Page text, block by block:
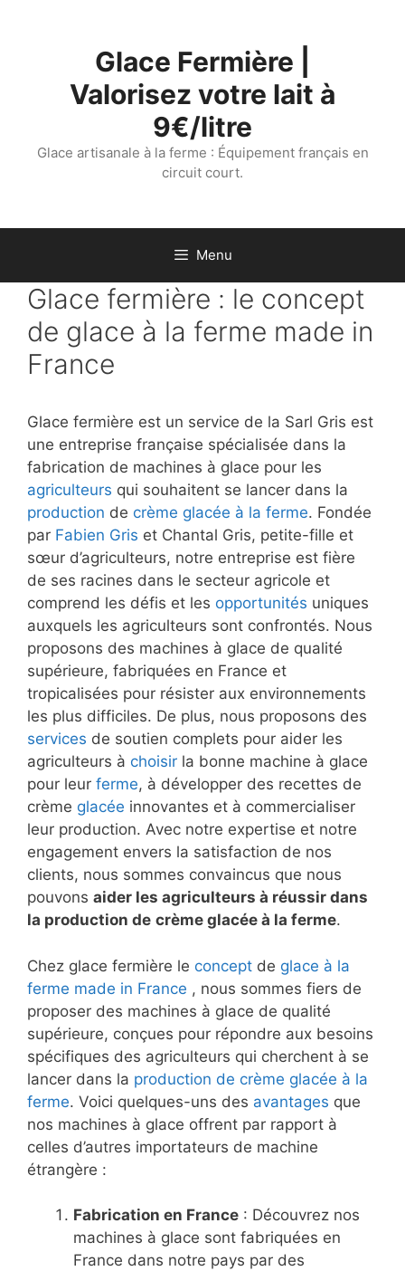
Glace Fermière |
Valorisez votre lait à
9€/litre
Glace artisanale à la ferme : Équipement français en
circuit court.
Menu
Glace fermière : le concept
de glace à la ferme made in
France
Glace fermière est un service de la Sarl Gris est
une entreprise française spécialisée dans la
fabrication de machines à glace pour les
agriculteurs qui souhaitent se lancer dans la
production de crème glacée à la ferme. Fondée
par Fabien Gris et Chantal Gris, petite-fille et
sœur d’agriculteurs, notre entreprise est fière
de ses racines dans le secteur agricole et
comprend les défis et les opportunités uniques
auxquels les agriculteurs sont confrontés. Nous
proposons des machines à glace de qualité
supérieure, fabriquées en France et
tropicalisées pour résister aux environnements
les plus difficiles. De plus, nous proposons des
services de soutien complets pour aider les
agriculteurs à choisir la bonne machine à glace
pour leur ferme, à développer des recettes de
crème glacée innovantes et à commercialiser
leur production. Avec notre expertise et notre
engagement envers la satisfaction de nos
clients, nous sommes convaincus que nous
pouvons aider les agriculteurs à réussir dans
la production de crème glacée à la ferme.
Chez glace fermière le concept de glace à la
ferme made in France , nous sommes fiers de
proposer des machines à glace de qualité
supérieure, conçues pour répondre aux besoins
spécifiques des agriculteurs qui cherchent à se
lancer dans la production de crème glacée à la
ferme. Voici quelques-uns des avantages que
nos machines à glace offrent par rapport à
celles d’autres importateurs de machine
étrangère :
Fabrication en France : Découvrez nos
machines à glace sont fabriquées en
France dans notre pays par des